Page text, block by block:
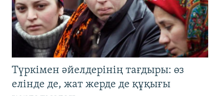
Түркімен әйелдерінің тағдыры: өз
елінде де, жат жерде де құқығы